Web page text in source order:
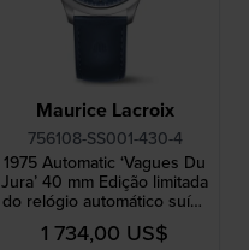
Maurice Lacroix
756108-SS001-430-4
1975 Automatic ‘Vagues Du
Jura’ 40 mm Edição limitada
do relógio automático suíço
com data
1 734,00 US$